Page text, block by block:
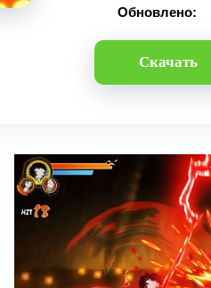
Обновлено:
Скачать